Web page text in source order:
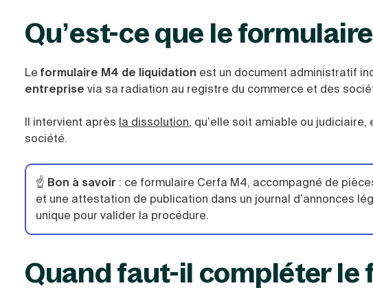
Qu’est-ce que le
Leformulaire M4 de liquidation est un document administratif
entreprise via sa radiation au registre du commerce et des
Il intervient après la dissolution, qu’elle soit amiable ou
société.
☝️ Bon à savoir : ce formulaire Cerfa M4, accompagné de
et une attestation de publication dans un journal d’annonces
unique pour valider la procédure.
Quand faut-il compléter le